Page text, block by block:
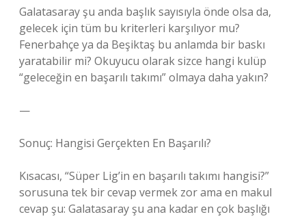
Galatasaray şu anda başlık sayısıyla önde olsa da,
gelecek için tüm bu kriterleri karşılıyor mu?
Fenerbahçe ya da Beşiktaş bu anlamda bir baskı
yaratabilir mi? Okuyucu olarak sizce hangi kulüp
“geleceğin en başarılı takımı” olmaya daha yakın?
—
Sonuç: Hangisi Gerçekten En Başarılı?
Kısacası, “Süper Lig’in en başarılı takımı hangisi?”
sorusuna tek bir cevap vermek zor ama en makul
cevap şu: Galatasaray şu ana kadar en çok başlığı